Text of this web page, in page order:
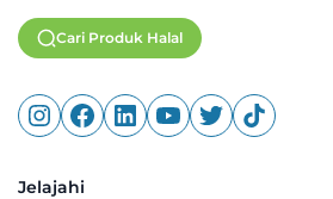
Cari Produk Halal
Jelajahi